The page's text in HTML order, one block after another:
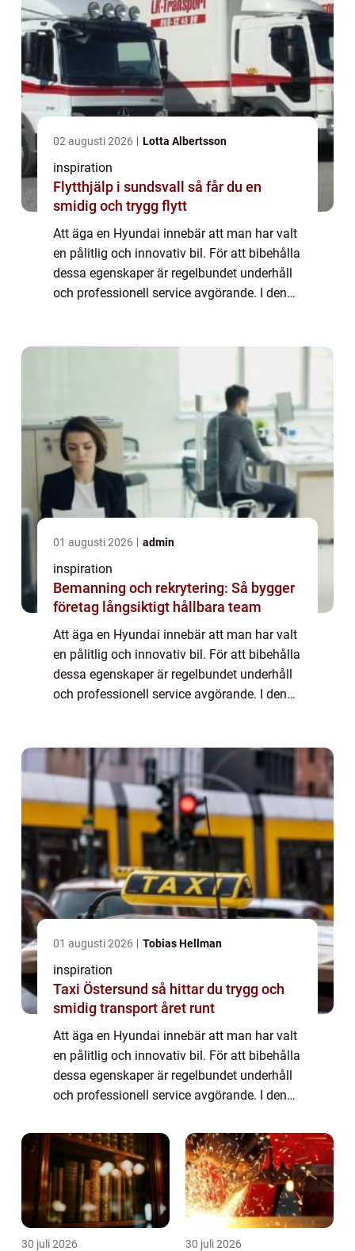
02 augusti 2026 Lotta Albertsson
inspiration
Flytthjälp i sundsvall så får du en
smidig och trygg flytt
Att äga en Hyundai innebär att man har valt
en pålitlig och innovativ bil. För att bibehålla
dessa egenskaper är regelbundet underhåll
och professionell service avgörande. I denna
01 augusti 2026 admin
inspiration
Bemanning och rekrytering: Så bygger
företag långsiktigt hållbara team
Att äga en Hyundai innebär att man har valt
en pålitlig och innovativ bil. För att bibehålla
dessa egenskaper är regelbundet underhåll
och professionell service avgörande. I denna
01 augusti 2026 Tobias Hellman
inspiration
Taxi Östersund så hittar du trygg och
smidig transport året runt
Att äga en Hyundai innebär att man har valt
en pålitlig och innovativ bil. För att bibehålla
dessa egenskaper är regelbundet underhåll
och professionell service avgörande. I denna
30 juli 2026 30 juli 2026